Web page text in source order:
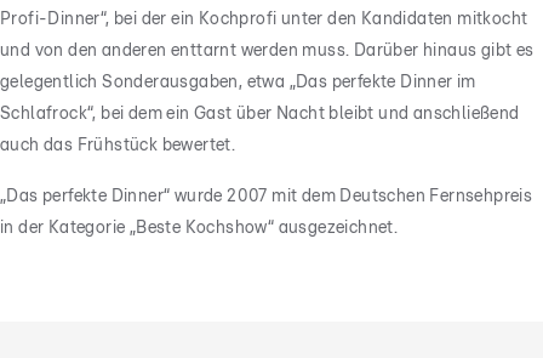
Profi-Dinner“, bei der ein Kochprofi unter den Kandidaten mitkocht
und von den anderen enttarnt werden muss. Darüber hinaus gibt es
gelegentlich Sonderausgaben, etwa „Das perfekte Dinner im
Schlafrock“, bei dem ein Gast über Nacht bleibt und anschließend
auch das Frühstück bewertet.
„Das perfekte Dinner“ wurde 2007 mit dem Deutschen Fernsehpreis
in der Kategorie „Beste Kochshow“ ausgezeichnet.